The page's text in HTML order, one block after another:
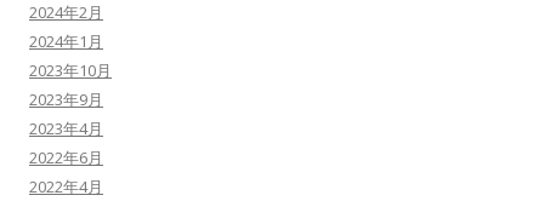
2024年2月
2024年1月
2023年10月
2023年9月
2023年4月
2022年6月
2022年4月